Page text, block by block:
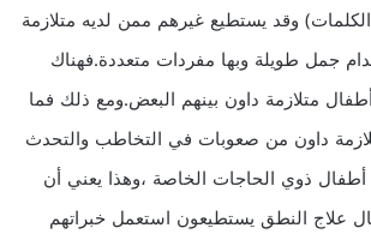
وقد يستطيع غيرهم ممن لديه متلازمة
جمل طويلة وبها مفردات متعددة.فهناك
متلازمة داون بينهم البعض.ومع ذلك فما
داون من صعوبات في التخاطب والتحدث
أطفال ذوي الحاجات الخاصة ،وهذا يعني أن
علاج النطق يستطيعون استعمل خبراتهم